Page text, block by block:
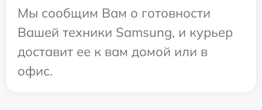
Мы сообщим Вам о готовности
Вашей техники Samsung, и курьер
доставит ее к вам домой или в
офис.